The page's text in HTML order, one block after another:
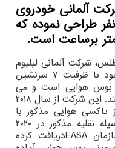
آلمانی خودروی
عمودپرواز برقی با ظرفیت ۷ نفر طراحی نموده که
شرکت آلمانی لیلیوم
یک نسخه از تاکسی هوایی برقی خود با ظرفیت ۷ سرنشین
بوس هوایی است و می
خواهد در ۲۰۲۴ میلادی آنرا رونمایی کند. این شرکت از سال ۲۰۱۸
هوایی مذکور با
ظرفیت مسافر بیشتر بوده است. وسیله نقلیه مذکور در ۲۰۲۰
میلادی گواهینامه CRI-A۰۱ را از سازمان EASAدریافت کرده